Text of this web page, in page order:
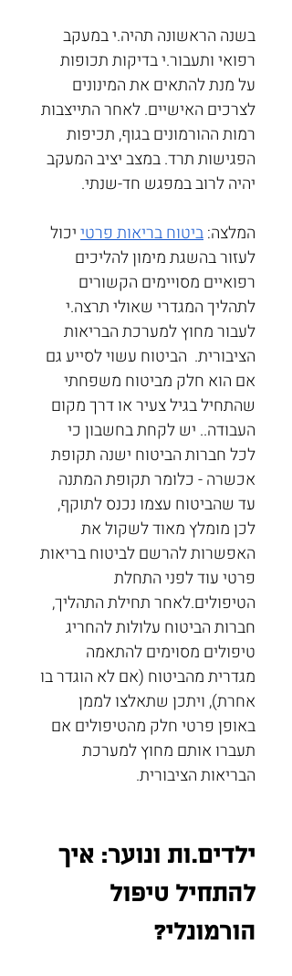
בשנה הראשונה תהיה.י במעקב
רפואי ותעבור.י בדיקות תכופות
על מנת להתאים את המינונים
לצרכים האישיים. לאחר התייצבות
רמות ההורמונים בגוף, תכיפות
הפגישות תרד. במצב יציב המעקב
יהיה לרוב במפגש חד-שנתי.
המלצה: ביטוח בריאות פרטי יכול
לעזור בהשגת מימון להליכים
רפואיים מסויימים הקשורים
לתהליך המגדרי שאולי תרצה.י
לעבור מחוץ למערכת הבריאות
הציבורית.  הביטוח עשוי לסייע גם
אם הוא חלק מביטוח משפחתי
שהתחיל בגיל צעיר או דרך מקום
העבודה.. יש לקחת בחשבון כי
לכל חברות הביטוח ישנה תקופת
אכשרה - כלומר תקופת המתנה
עד שהביטוח עצמו נכנס לתוקף,
לכן מומלץ מאוד לשקול את
האפשרות להרשם לביטוח בריאות
פרטי עוד לפני התחלת
הטיפולים.לאחר תחילת התהליך,
חברות הביטוח עלולות להחריג
טיפולים מסוימים להתאמה
מגדרית מהביטוח (אם לא הוגדר בו
אחרת), ויתכן שתאלצו לממן
באופן פרטי חלק מהטיפולים אם
תעברו אותם מחוץ למערכת
הבריאות הציבורית.
ילדים.ות ונוער: איך
להתחיל טיפול
הורמונלי?